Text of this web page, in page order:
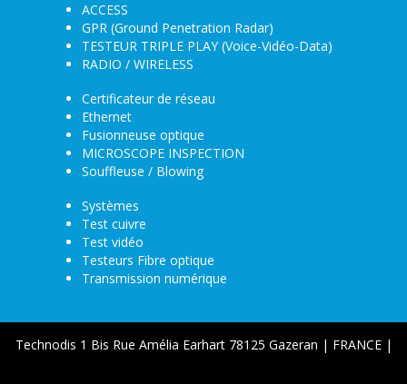
ACCESS
GPR (Ground Penetration Radar)
TESTEUR TRIPLE PLAY (Voice-Vidéo-Data)
RADIO / WIRELESS
Certificateur de réseau
Ethernet
Fusionneuse optique
MICROSCOPE INSPECTION
Souffleuse / Blowing
Systèmes
Test cuivre
Test vidéo
Testeurs Fibre optique
Transmission numérique
Technodis 1 Bis Rue Amélia Earhart 78125 Gazeran | FRANCE |